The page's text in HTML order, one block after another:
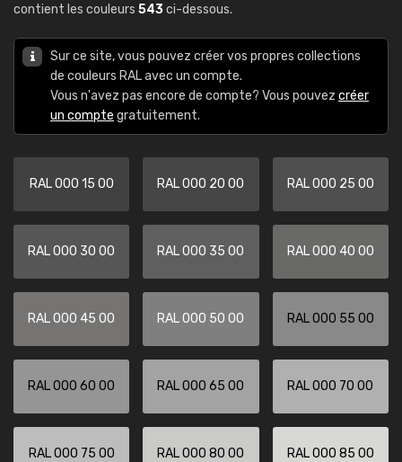
contient les couleurs 543ci-dessous.
Sur ce site, vous pouvez créer vos propres collections
de couleurs RAL avec un compte.
Vous n'avez pas encore de compte? Vous pouvez créer
un compte gratuitement.
RAL 000 15 00 RAL 000 20 00 RAL 000 25 00
RAL 000 30 00 RAL 000 35 00 RAL 000 40 00
RAL 000 45 00 RAL 000 50 00 RAL 000 55 00
RAL 000 60 00 RAL 000 65 00 RAL 000 70 00
RAL 000 75 00 RAL 000 80 00 RAL 000 85 00